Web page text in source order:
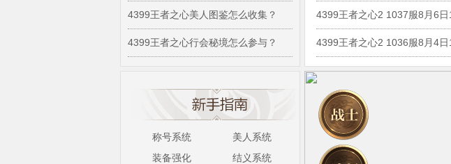
4399王者之心美人图鉴怎么收集？
4399王者之心行会秘境怎么参与？
4399王者之心2 1037服8月6日
4399王者之心2 1036服8月4日
称号系统
美人系统
装备强化
结义系统